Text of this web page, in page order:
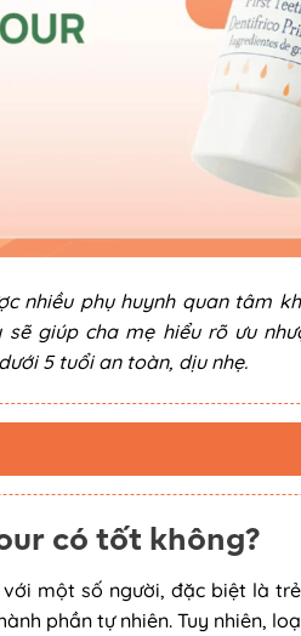
nhiều phụ huynh quan tâm
giúp cha mẹ hiểu rõ ưu
5 tuổi an toàn, dịu nhẹ.
có tốt không?
một số người, đặc biệt là
phần tự nhiên. Tuy nhiên,